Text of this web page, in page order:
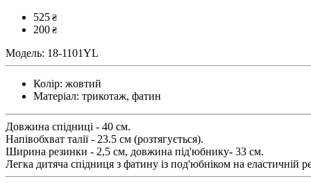
525 ₴
200 ₴
Модель: 18-1101YL
Колір: жовтий
Матеріал: трикотаж, фатин
Довжина спідниці - 40 см.
Напівобхват талії - 23.5 см (розтягується).
Ширина резинки - 2,5 см, довжина під'юбнику- 33 см.
Легка дитяча спідниця з фатину із под'юбніком на еластичній